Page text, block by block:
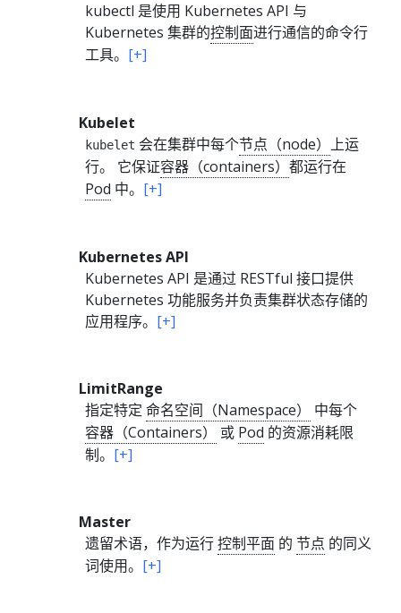
kubectl 是使用 Kubernetes API 与
Kubernetes 集群的控制面进行通信的命令行
工具。 [+]
Kubelet
kubelet 会在集群中每个节点（node） 上运
行。 它保证容器（containers）都运行在
Pod 中。 [+]
Kubernetes API
Kubernetes API 是通过 RESTful 接口提供
Kubernetes 功能服务并负责集群状态存储的
应用程序。 [+]
LimitRange
指定特定命名空间（Namespace）
中每个
容器（Containers）
或 Pod 的资源消耗限
制。 [+]
Master
遗留术语，作为运行控制平面 的节点 的同义
词使用。 [+]